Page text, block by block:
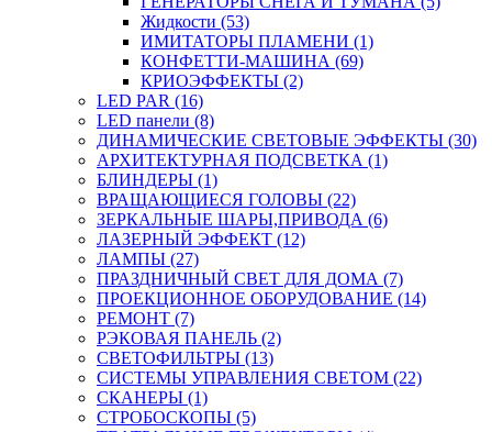
Жидкости (53)
ИМИТАТОРЫ ПЛАМЕНИ (1)
КОНФЕТТИ-МАШИНА (69)
КРИОЭФФЕКТЫ (2)
LED PAR (16)
LED панели (8)
ДИНАМИЧЕСКИЕ СВЕТОВЫЕ ЭФФЕКТЫ (30)
АРХИТЕКТУРНАЯ ПОДСВЕТКА (1)
БЛИНДЕРЫ (1)
ВРАЩАЮЩИЕСЯ ГОЛОВЫ (22)
ЗЕРКАЛЬНЫЕ ШАРЫ,ПРИВОДА (6)
ЛАЗЕРНЫЙ ЭФФЕКТ (12)
ЛАМПЫ (27)
ПРАЗДНИЧНЫЙ СВЕТ ДЛЯ ДОМА (7)
ПРОЕКЦИОННОЕ ОБОРУДОВАНИЕ (14)
РЕМОНТ (7)
РЭКОВАЯ ПАНЕЛЬ (2)
СВЕТОФИЛЬТРЫ (13)
СИСТЕМЫ УПРАВЛЕНИЯ СВЕТОМ (22)
СКАНЕРЫ (1)
СТРОБОСКОПЫ (5)